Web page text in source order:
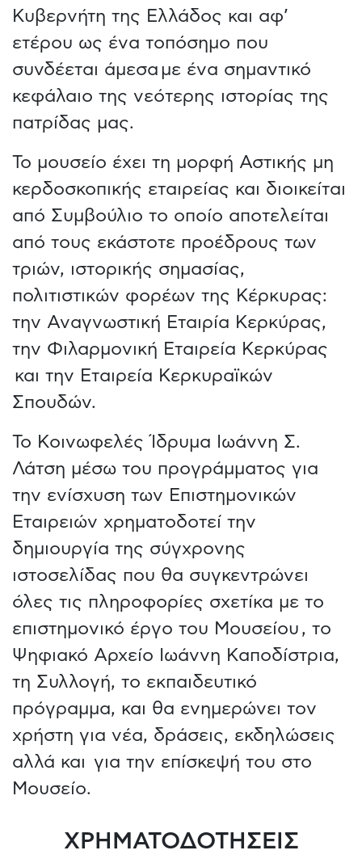
Κυβερνήτη της Ελλάδος και αφ’
ετέρου ως ένα τοπόσημο που
συνδέεται άμεσα με ένα σημαντικό
κεφάλαιο της νεότερης ιστορίας της
πατρίδας μας.
To μουσείο έχει τη μορφή Αστικής μη
κερδοσκοπικής εταιρείας και διοικείται
από Συμβούλιο το οποίο αποτελείται
από τους εκάστοτε προέδρους των
τριών, ιστορικής σημασίας,
πολιτιστικών φορέων της Κέρκυρας:
την Αναγνωστική Εταιρία Κερκύρας,
την Φιλαρμονική Εταιρεία Κερκύρας
και την Εταιρεία Κερκυραϊκών
Σπουδών.
Το Κοινωφελές Ίδρυμα Ιωάννη Σ.
Λάτση μέσω του προγράμματος για
την ενίσχυση των Επιστημονικών
Εταιρειών χρηματοδοτεί την
δημιουργία της σύγχρονης
ιστοσελίδας που θα συγκεντρώνει
όλες τις πληροφορίες σχετίκα με το
επιστημονικό έργο του Μουσείου , το
Ψηφιακό Αρχείο Ιωάννη Καποδίστρια,
τη Συλλογή, το εκπαιδευτικό
πρόγραμμα, και θα ενημερώνει τον
χρήστη για νέα, δράσεις, εκδηλώσεις
αλλά και για την επίσκεψή του στο
Μουσείο.
ΧΡΗΜΑΤΟΔΟΤΗΣΕΙΣ